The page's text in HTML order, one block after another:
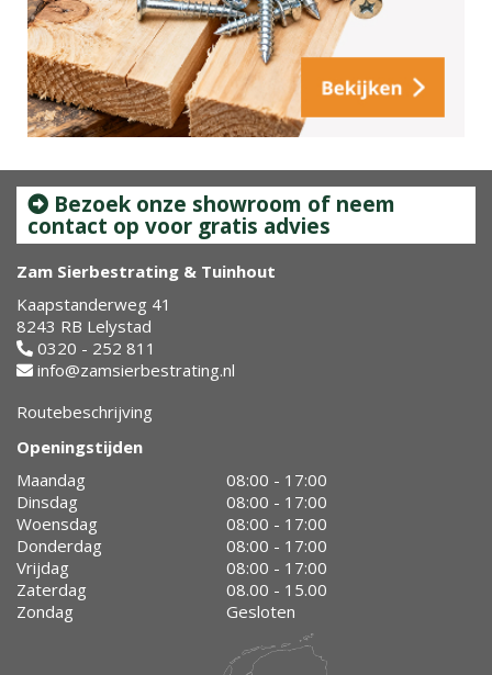
Bezoek onze showroom of neem
contact op voor gratis advies
Zam Sierbestrating & Tuinhout
Kaapstanderweg 41
8243 RB Lelystad
0320 - 252 811
info@zamsierbestrating.nl
Routebeschrijving
Openingstijden
Maandag
08:00 - 17:00
Dinsdag
08:00 - 17:00
Woensdag
08:00 - 17:00
Donderdag
08:00 - 17:00
Vrijdag
08:00 - 17:00
Zaterdag
08.00 - 15.00
Zondag
Gesloten